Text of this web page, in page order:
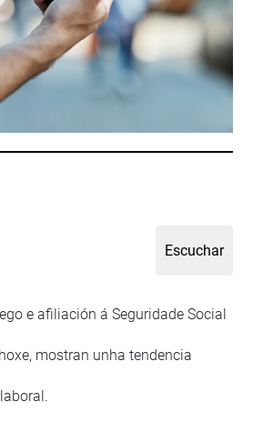
e afiliación á Seguridade Social
mostran unha tendencia